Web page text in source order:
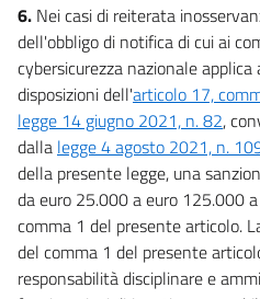
6. Nei casi di reiterata
dell'obbligo di notifica di cui ai
cybersicurezza nazionale
disposizioni dell'articolo 17,
legge 14 giugno 2021, n. 82,
dalla legge 4 agosto 2021, n.
della presente legge, una
da euro 25.000 a euro 125.000
comma 1 del presente articolo.
del comma 1 del presente
responsabilità disciplinare e